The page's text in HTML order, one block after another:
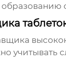
учитывать